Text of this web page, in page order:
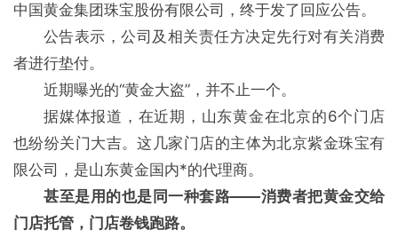
中国黄金集团珠宝股份有限公司，终于发了回应公告。
公告表示，公司及相关责任方决定先行对有关消费
者进行垫付。
近期曝光的“黄金大盗”，并不止一个。
据媒体报道，在近期，山东黄金在北京的6个门店
也纷纷关门大吉。这几家门店的主体为北京紫金珠宝有
限公司，是山东黄金国内*的代理商。
甚至是用的也是同一种套路——消费者把黄金交给
门店托管，门店卷钱跑路。